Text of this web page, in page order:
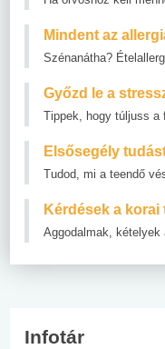
Mindent az
Szénanátha?
Győzd le a
Tippek, hogy túljuss a
Elsősegély
Tudod, mi a teendő
Kérdések a korai
Aggodalmak, kételyek
Infotár